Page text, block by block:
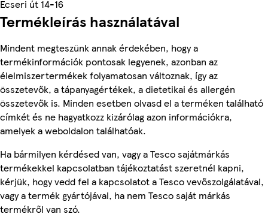
Ecseri út 14-16
Termékleírás használatával
Mindent megteszünk annak érdekében, hogy a
termékinformációk pontosak legyenek, azonban az
élelmiszertermékek folyamatosan változnak, így az
összetevők, a tápanyagértékek, a dietetikai és allergén
összetevők is. Minden esetben olvasd el a terméken található
címkét és ne hagyatkozz kizárólag azon információkra,
amelyek a weboldalon találhatóak.
Ha bármilyen kérdésed van, vagy a Tesco sajátmárkás
termékekkel kapcsolatban tájékoztatást szeretnél kapni,
kérjük, hogy vedd fel a kapcsolatot a Tesco vevőszolgálatával,
vagy a termék gyártójával, ha nem Tesco saját márkás
termékről van szó.